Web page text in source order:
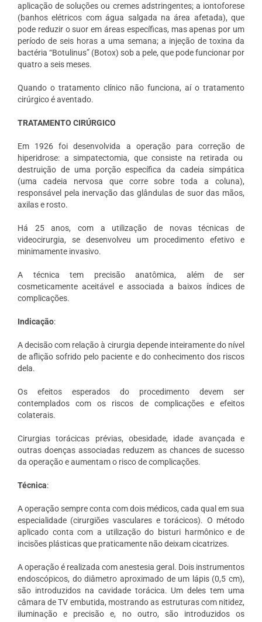
aplicação de soluções ou cremes adstringentes; a iontoforese
(banhos elétricos com água salgada na área afetada), que
pode reduzir o suor em áreas específicas, mas apenas por um
período de seis horas a uma semana; a injeção de toxina da
bactéria “Botulinus” (Botox) sob a pele, que pode funcionar por
quatro a seis meses.
Quando o tratamento clínico não funciona, aí o tratamento
cirúrgico é aventado.
TRATAMENTO CIRÚRGICO
Em 1926 foi desenvolvida a operação para correção de
hiperidrose: a simpatectomia, que consiste na retirada ou
destruição de uma porção específica da cadeia simpática
(uma cadeia nervosa que corre sobre toda a coluna),
responsável pela inervação das glândulas de suor das mãos,
axilas e rosto.
Há 25 anos, com a utilização de novas técnicas de
videocirurgia, se desenvolveu um procedimento efetivo e
minimamente invasivo.
A técnica tem precisão anatômica, além de ser
cosmeticamente aceitável e associada a baixos índices de
complicações.
Indicação:
A decisão com relação à cirurgia depende inteiramente do nível
de aflição sofrido pelo paciente e do conhecimento dos riscos
dela.
Os efeitos esperados do procedimento devem ser
contemplados com os riscos de complicações e efeitos
colaterais.
Cirurgias torácicas prévias, obesidade, idade avançada e
outras doenças associadas reduzem as chances de sucesso
da operação e aumentam o risco de complicações.
Técnica:
A operação sempre conta com dois médicos, cada qual em sua
especialidade (cirurgiões vasculares e torácicos). O método
aplicado conta com a utilização do bisturi harmônico e de
incisões plásticas que praticamente não deixam cicatrizes.
A operação é realizada com anestesia geral. Dois instrumentos
endoscópicos, do diâmetro aproximado de um lápis (0,5 cm),
são introduzidos na cavidade torácica. Um deles tem uma
câmara de TV embutida, mostrando as estruturas com nitidez,
iluminação e precisão e, no outro, são introduzidos os